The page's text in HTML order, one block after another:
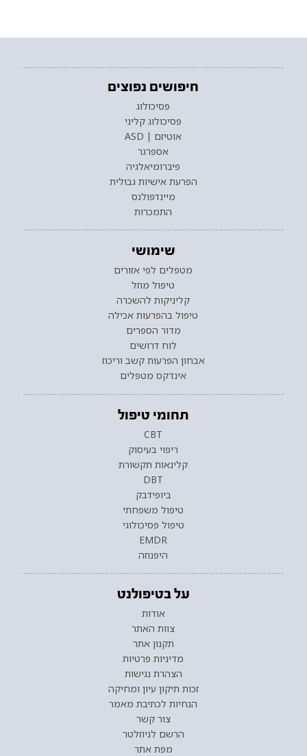
חיפושים נפוצים
פסיכולוג
פסיכולוג קליני
אוטיזם | ASD
אספרגר
פיברומיאלגיה
הפרעת אישיות גבולית
מיינדפולנס
התמכרות
שימושי
מטפלים לפי אזורים
טיפול מוזל
קליניקות להשכרה
טיפול בהפרעות אכילה
מדור הספרים
לוח דרושים
אבחון הפרעות קשב וריכוז
אינדקס מטפלים
תחומי טיפול
CBT
ריפוי בעיסוק
קלינאות תקשורת
DBT
ביופידבק
טיפול משפחתי
טיפול פסיכולוגי
EMDR
היפנוזה
על בטיפולנט
אודות
צוות האתר
תקנון אתר
מדיניות פרטיות
הצהרת נגישות
זכות תיקון עיון ומחיקה
הנחיות לכתיבת מאמר
צור קשר
הרשם לניוזלטר
מפת אתר